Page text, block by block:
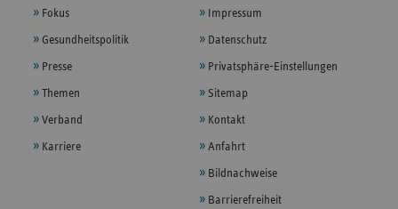
Fokus
Gesundheitspolitik
Presse
Themen
Verband
Karriere
Impressum
Datenschutz
Privatsphäre-Einstellungen
Sitemap
Kontakt
Anfahrt
Bildnachweise
Barrierefreiheit